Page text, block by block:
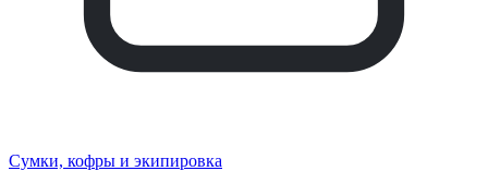
Сумки, кофры и экипировка